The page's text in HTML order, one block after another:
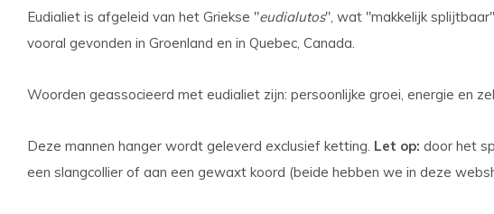
Eudialiet is afgeleid van het Griekse "eudialutos", wat "makkelijk
vooral gevonden in Groenland en in Quebec, Canada.
Woorden geassocieerd met eudialiet zijn: persoonlijke groei, energie en
Deze mannen hanger wordt geleverd exclusief ketting. Let op: door het
een slangcollier of aan een gewaxt koord (beide hebben we in deze